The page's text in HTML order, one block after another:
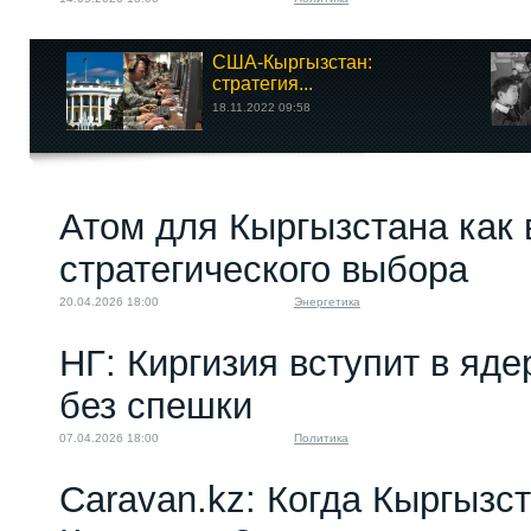
США-Кыргызстан:
стратегия...
18.11.2022 09:58
Атом для Кыргызстана как
стратегического выбора
20.04.2026 18:00 Энергетика
НГ: Киргизия вступит в
без спешки
07.04.2026 18:00 Политика
Caravan.kz: Когда